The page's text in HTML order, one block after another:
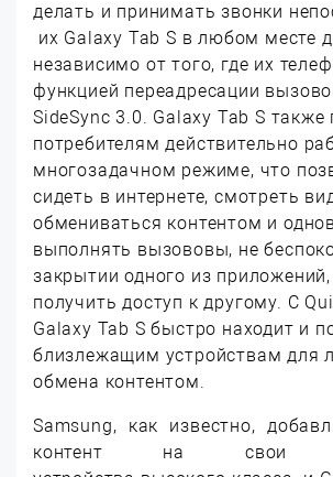
делать и принимать звонки
их Galaxy Tab S в любом месте
независимо от того, где их
функцией переадресации
SideSync 3.0. Galaxy Tab S также
потребителям действительно
многозадачном режиме, что
сидеть в интернете, смотреть
обмениваться контентом и
выполнять вызововы, не
закрытии одного из
получить доступ к другому. С
Galaxy Tab S быстро находит и
близлежащим устройствам для
обмена контентом.
Samsung, как известно,
контент на свои